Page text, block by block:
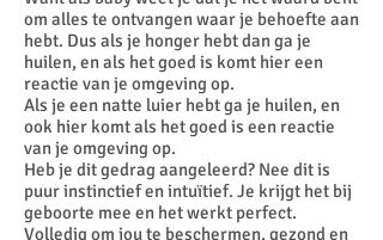
om alles te ontvangen waar je behoefte aan
hebt. Dus als je honger hebt dan ga je
huilen, en als het goed is komt hier een
reactie van je omgeving op.
Als je een natte luier hebt ga je huilen, en
ook hier komt als het goed is een reactie
van je omgeving op.
Heb je dit gedrag aangeleerd? Nee dit is
puur instinctief en intuïtief. Je krijgt het bij
geboorte mee en het werkt perfect.
Volledig om jou te beschermen, gezond en